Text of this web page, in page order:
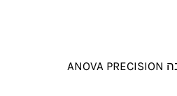
תנור אדים אנובה ANOVA PRECISION